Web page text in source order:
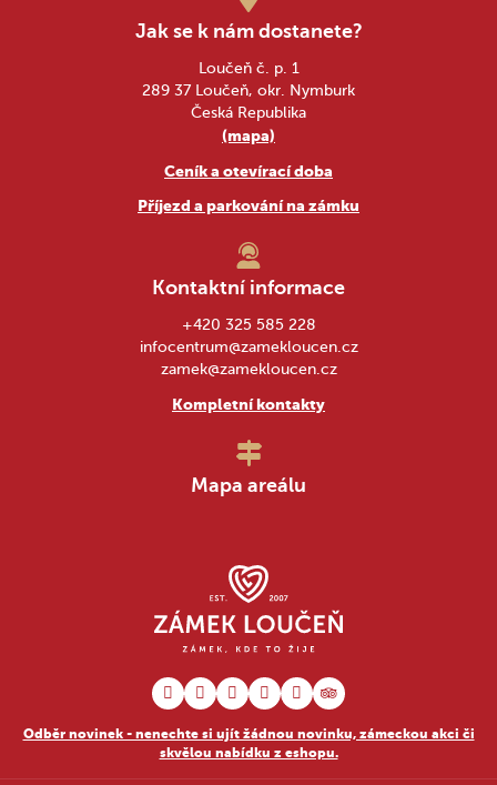
Jak se k nám dostanete?
Loučeň č. p. 1
289 37 Loučeň, okr. Nymburk
Česká Republika
(mapa)
Ceník a otevírací doba
Příjezd a parkování na zámku
Odběr novinek - nenechte si ujít žádnou novinku, zámeckou akci či
skvělou nabídku z eshopu.
Kontaktní informace
+420 325 585 228
infocentrum@zamekloucen.cz
zamek@zamekloucen.cz
Kompletní kontakty
Mapa areálu